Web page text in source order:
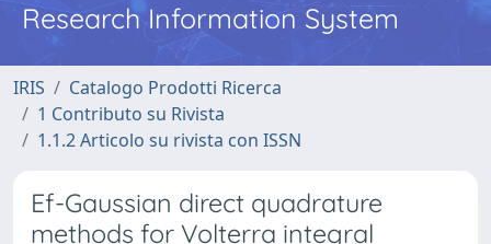
Research Information System
IRIS
Catalogo Prodotti Ricerca
1 Contributo su Rivista
1.1.2 Articolo su rivista con ISSN
Ef-Gaussian direct quadrature
methods for Volterra integral